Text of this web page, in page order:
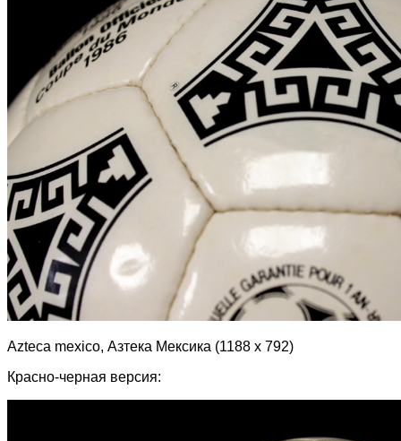
Azteca mexico, Азтека Мексика (1188 х 792)
Красно-черная версия: